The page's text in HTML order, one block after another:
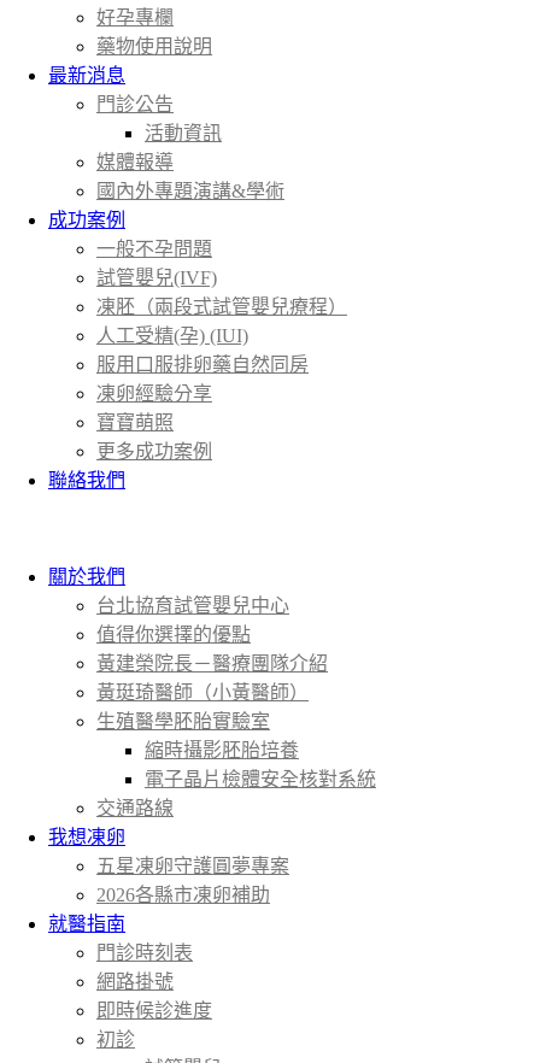
好孕專欄
藥物使用說明
最新消息
門診公告
活動資訊
媒體報導
國內外專題演講&學術
成功案例
一般不孕問題
試管嬰兒(IVF)
凍胚（兩段式試管嬰兒療程）
人工受精(孕) (IUI)
服用口服排卵藥自然同房
凍卵經驗分享
寶寶萌照
更多成功案例
聯絡我們
關於我們
台北協育試管嬰兒中心
值得你選擇的優點
黃建榮院長－醫療團隊介紹
黃珽琦醫師（小黃醫師）
生殖醫學胚胎實驗室
縮時攝影胚胎培養
電子晶片檢體安全核對系統
交通路線
我想凍卵
五星凍卵守護圓夢專案
2026各縣市凍卵補助
就醫指南
門診時刻表
網路掛號
即時候診進度
初診